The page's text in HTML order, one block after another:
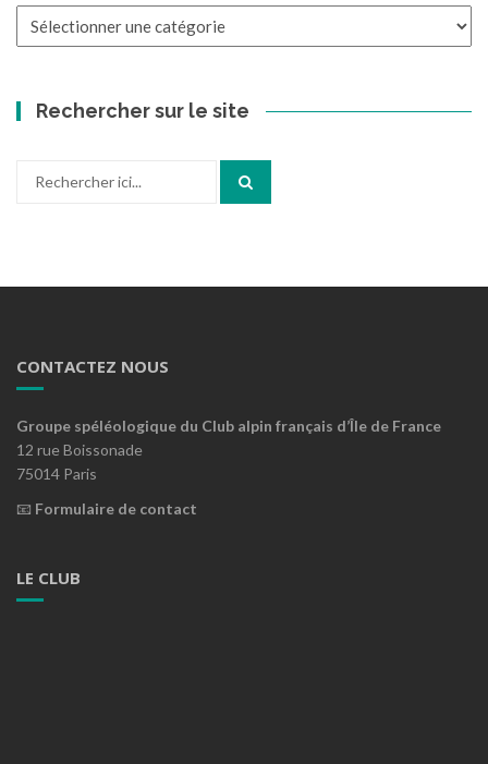
Rechercher sur le site
CONTACTEZ NOUS
Groupe spéléologique du Club alpin français d’Île de France
12 rue Boissonade
75014 Paris
📧 Formulaire de contact
LE CLUB